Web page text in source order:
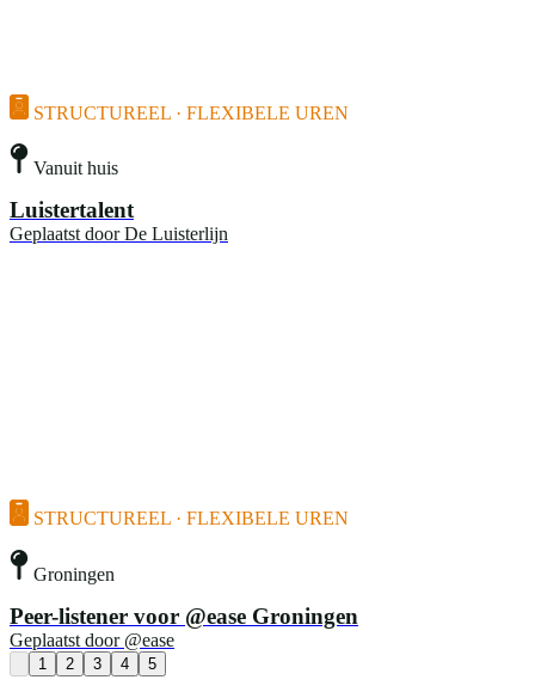
STRUCTUREEL · FLEXIBELE UREN
Vanuit huis
Luistertalent
Geplaatst door De Luisterlijn
STRUCTUREEL · FLEXIBELE UREN
Groningen
Peer-listener voor @ease Groningen
Geplaatst door @ease
1 2 3 4 5